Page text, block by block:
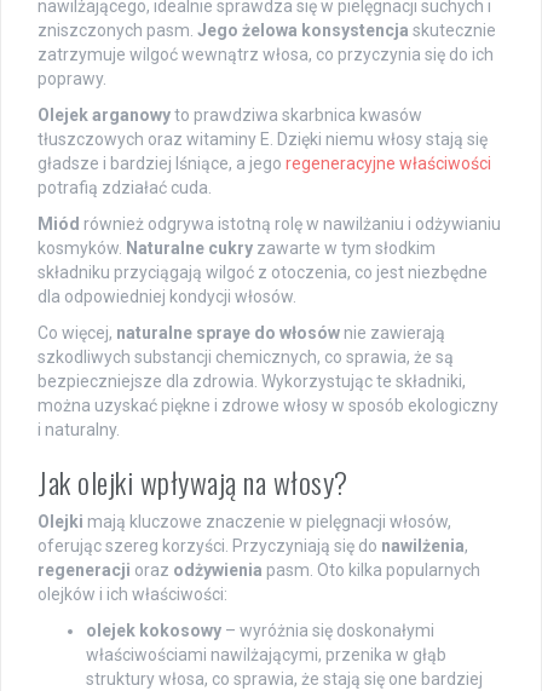
nawilżającego, idealnie sprawdza się w pielęgnacji suchych i
zniszczonych pasm. Jego żelowa konsystencja skutecznie
zatrzymuje wilgoć wewnątrz włosa, co przyczynia się do ich
poprawy.
Olejek arganowyto prawdziwa skarbnica kwasów
tłuszczowych oraz witaminy E. Dzięki niemu włosy stają się
gładsze i bardziej lśniące, a jego regeneracyjne właściwości
potrafią zdziałać cuda.
Miód również odgrywa istotną rolę w nawilżaniu i odżywianiu
kosmyków. Naturalne cukry zawarte w tym słodkim
składniku przyciągają wilgoć z otoczenia, co jest niezbędne
dla odpowiedniej kondycji włosów.
Co więcej, naturalne spraye do włosów nie zawierają
szkodliwych substancji chemicznych, co sprawia, że są
bezpieczniejsze dla zdrowia. Wykorzystując te składniki,
można uzyskać piękne i zdrowe włosy w sposób ekologiczny
i naturalny.
Jak olejki wpływają na włosy?
Olejki mają kluczowe znaczenie w pielęgnacji włosów,
oferując szereg korzyści. Przyczyniają się do nawilżenia,
regeneracji oraz odżywienia pasm. Oto kilka popularnych
olejków i ich właściwości:
olejek kokosowy – wyróżnia się doskonałymi
właściwościami nawilżającymi, przenika w głąb
struktury włosa, co sprawia, że stają się one bardziej